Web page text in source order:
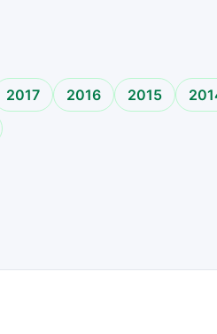
2017 2016 2015